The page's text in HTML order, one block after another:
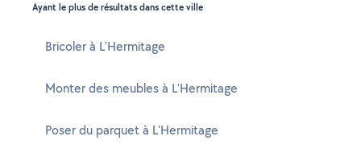
Ayant le plus de résultats dans cette ville
Bricoler à L'Hermitage
Monter des meubles à L'Hermitage
Poser du parquet à L'Hermitage